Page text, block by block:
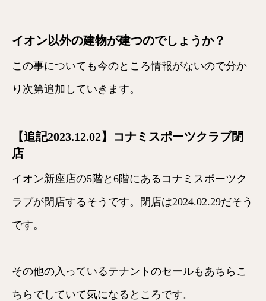
イオン以外の建物が建つのでしょうか？
この事についても今のところ情報がないので分か
り次第追加していきます。
【追記2023.12.02】コナミスポーツクラブ閉
店
イオン新座店の5階と6階にあるコナミスポーツク
ラブが閉店するそうです。閉店は2024.02.29だそう
です。
その他の入っているテナントのセールもあちらこ
ちらでしていて気になるところです。